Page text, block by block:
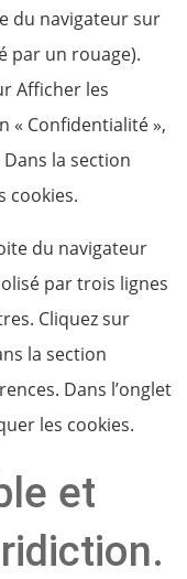
du navigateur sur
par un rouage).
Afficher les
« Confidentialité »,
la section
cookies.
du navigateur
par trois lignes
Cliquez sur
la section
Dans l’onglet
les cookies.
et